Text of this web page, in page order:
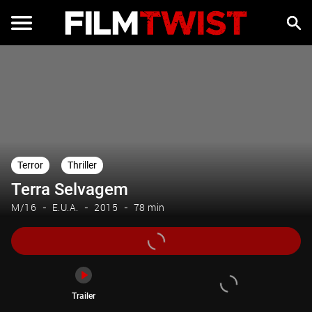
Terror Thriller
Terra Selvagem
M/16 E.U.A. 2015 78 min
Trailer